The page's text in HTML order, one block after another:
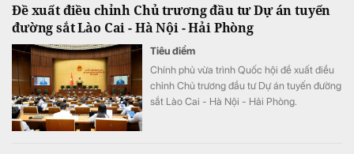
Đề xuất điều chỉnh Chủ trương đầu tư Dự án tuyến
đường sắt Lào Cai - Hà Nội - Hải Phòng
Tiêu điểm
Chính phủ vừa trình Quốc hội đề xuất điều
chỉnh Chủ trương đầu tư Dự án tuyến đường
sắt Lào Cai - Hà Nội - Hải Phòng.